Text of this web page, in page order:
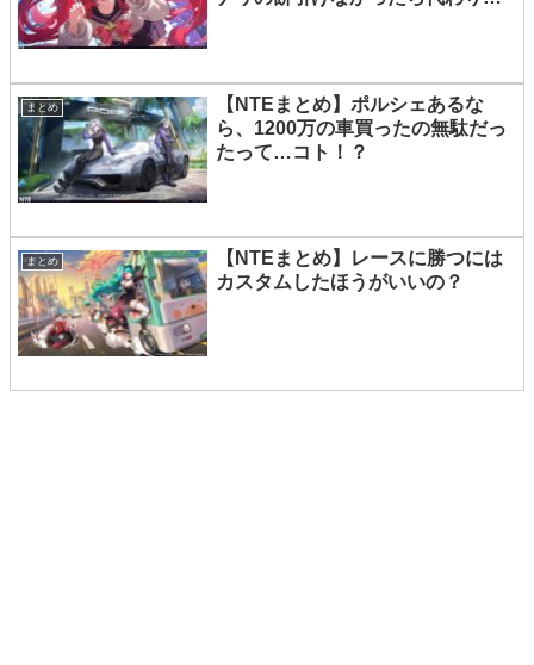
まとめ
【NTEまとめ】ポルシェあるな
ら、1200万の車買ったの無駄だっ
たって…コト！？
まとめ
【NTEまとめ】レースに勝つには
カスタムしたほうがいいの？